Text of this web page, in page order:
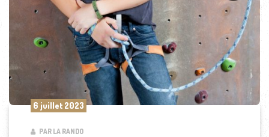
6 juillet 2023
PAR LA RANDO